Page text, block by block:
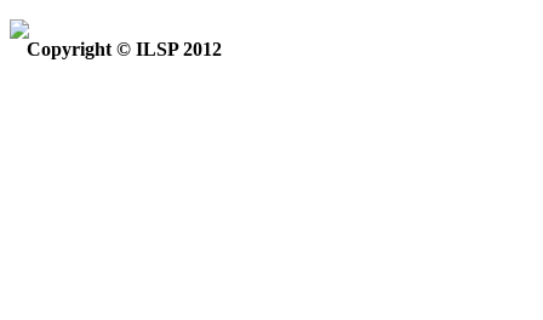
Copyright © ILSP 2012